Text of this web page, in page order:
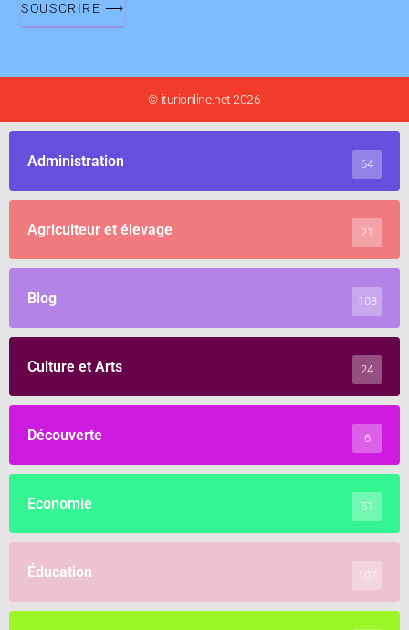
SOUSCRIRE ⟶
© iturionline.net 2026
Administration 64
Agriculteur et élevage 21
Blog 103
Culture et Arts 24
Découverte 6
Economie 51
Éducation 107